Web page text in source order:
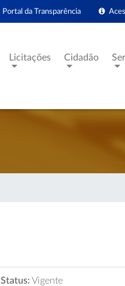
Portal da Transparência
Licitações Cidadão
Status: Vigente